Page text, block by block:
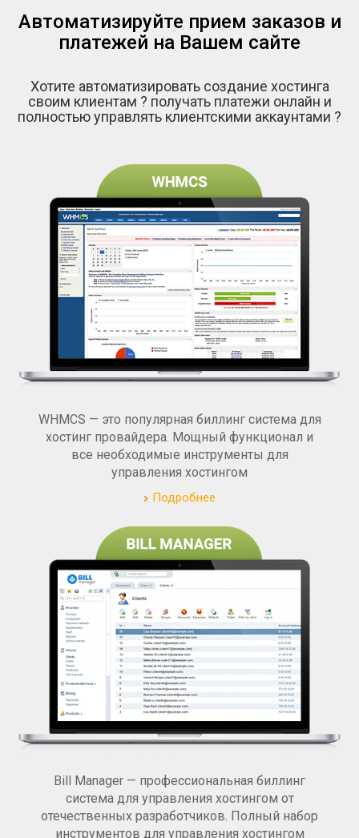
Автоматизируйте прием заказов и
платежей на Вашем сайте
Хотите автоматизировать создание хостинга
своим клиентам ? получать платежи онлайн и
полностью управлять клиентскими аккаунтами ?
WHMCS — это популярная биллинг система для
хостинг провайдера. Мощный функционал и
все необходимые инструменты для
управления хостингом
Подробнее
Bill Manager — профессиональная биллинг
система для управления хостингом от
отечественных разработчиков. Полный набор
инструментов для управления хостингом